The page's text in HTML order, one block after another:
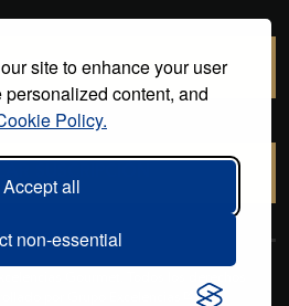
site to enhance your user
content, and
Policy.
Accept all
non-essential
por
.